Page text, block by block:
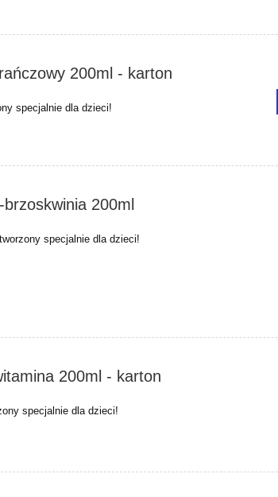
200ml - karton
specjalnie dla dzieci!
200ml
specjalnie dla dzieci!
200ml - karton
specjalnie dla dzieci!